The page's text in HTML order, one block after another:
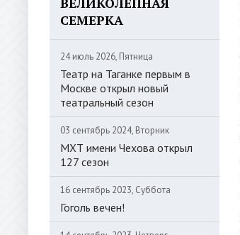
СЕМЕРКА
24 июль 2026, Пятница
Театр на Таганке первым в
Москве открыл новый
театральный сезон
03 сентябрь 2024, Вторник
МХТ имени Чехова открыл
127 сезон
16 сентябрь 2023, Суббота
Гоголь вечен!